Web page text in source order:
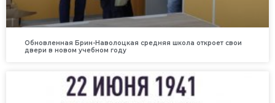
Обновленная Брин-Наволоцкая средняя школа откроет свои
двери в новом учебном году